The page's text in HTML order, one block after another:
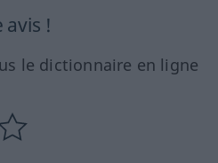
avis !
le dictionnaire en ligne